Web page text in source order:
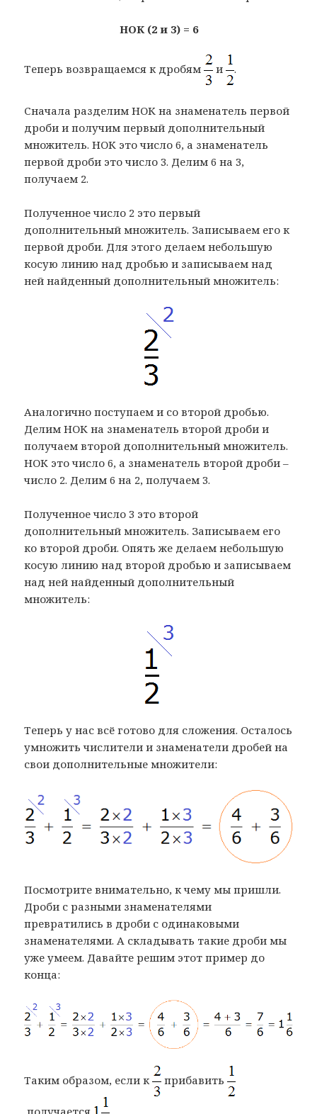
НОК (2 и 3) = 6
Теперь возвращаемся к дробям и .
Сначала разделим НОК на знаменатель первой
дроби и получим первый дополнительный
множитель. НОК это число 6, а знаменатель
первой дроби это число 3. Делим 6 на 3,
получаем 2.
Полученное число 2 это первый
дополнительный множитель. Записываем его к
первой дроби. Для этого делаем небольшую
косую линию над дробью и записываем над
ней найденный дополнительный множитель:
Аналогично поступаем и со второй дробью.
Делим НОК на знаменатель второй дроби и
получаем второй дополнительный множитель.
НОК это число 6, а знаменатель второй дроби –
число 2. Делим 6 на 2, получаем 3.
Полученное число 3 это второй
дополнительный множитель. Записываем его
ко второй дроби. Опять же делаем небольшую
косую линию над второй дробью и записываем
над ней найденный дополнительный
множитель:
Теперь у нас всё готово для сложения. Осталось
умножить числители и знаменатели дробей на
свои дополнительные множители:
Посмотрите внимательно, к чему мы пришли.
Дроби с разными знаменателями
превратились в дроби с одинаковыми
знаменателями. А складывать такие дроби мы
уже умеем. Давайте решим этот пример до
конца:
Таким образом, если к прибавить
получается